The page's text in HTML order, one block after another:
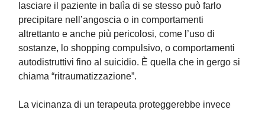
lasciare il paziente in balìa di se stesso può farlo
precipitare nell’angoscia o in comportamenti
altrettanto e anche più pericolosi, come l’uso di
sostanze, lo shopping compulsivo, o comportamenti
autodistruttivi fino al suicidio. È quella che in gergo si
chiama “ritraumatizzazione”.
La vicinanza di un terapeuta proteggerebbe invece